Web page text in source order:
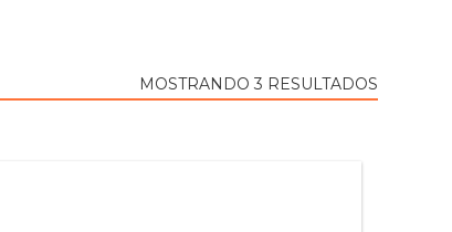
MOSTRANDO 3 RESULTADOS